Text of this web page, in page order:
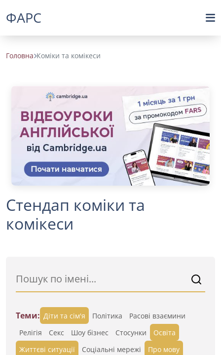
ФАРС
Головна Коміки та комікеси
Стендап коміки та
комікеси
Теми: Діти та сім'я Політика
Расові взаємини
Релігія
Секс Шоу бізнес Стосунки
Освіта
Життєві ситуації
Cоціальні мережі Про мову